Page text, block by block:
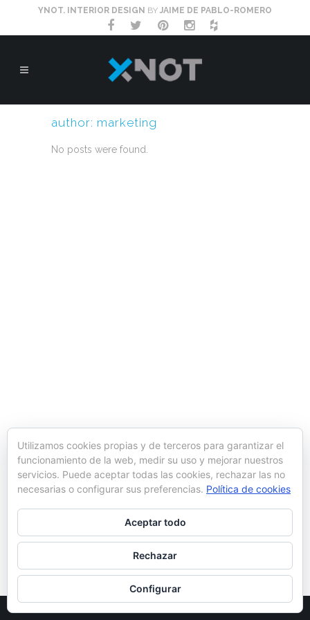
YNOT. INTERIOR DESIGN BY JAIME DE PABLO-ROMERO
author: marketing
No posts were found.
Utilizamos cookies propias y de terceros para garantizar el
funcionamiento de la web, medir su uso y mejorar nuestros
servicios. Puede aceptar todas las cookies, rechazar las no
necesarias o configurar sus preferencias. Política de cookies
Aceptar todo
Rechazar
Configurar